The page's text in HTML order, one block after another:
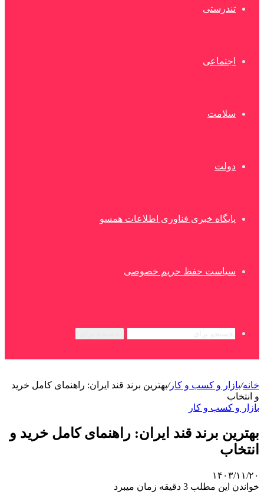
تندرستی
اجتماعی
سلامت
دولت
پایگاه خبری فناوری اطلاعات همسو
سیاست حفظ حریم خصوصی
خانه/بازار و کسب و کار/بهترین برند قند ایران: راهنمای کامل خرید
و انتخاب
بازار و کسب و کار
بهترین برند قند ایران: راهنمای کامل خرید و
انتخاب
۱۴۰۳/۱۱/۲۰
خواندن این مطلب 3 دقیقه زمان میبرد